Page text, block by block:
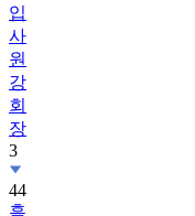
입
사
원
강
회
장
3
44
흑